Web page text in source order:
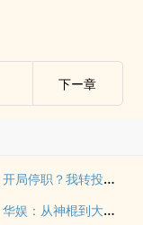
下ー章
开局停职？我转投市纪委调查组
华娱：从神棍到大娱乐家